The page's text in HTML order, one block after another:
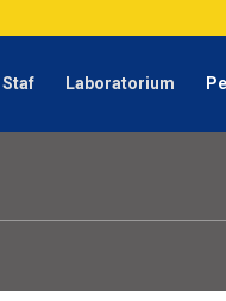
Staf Laboratorium